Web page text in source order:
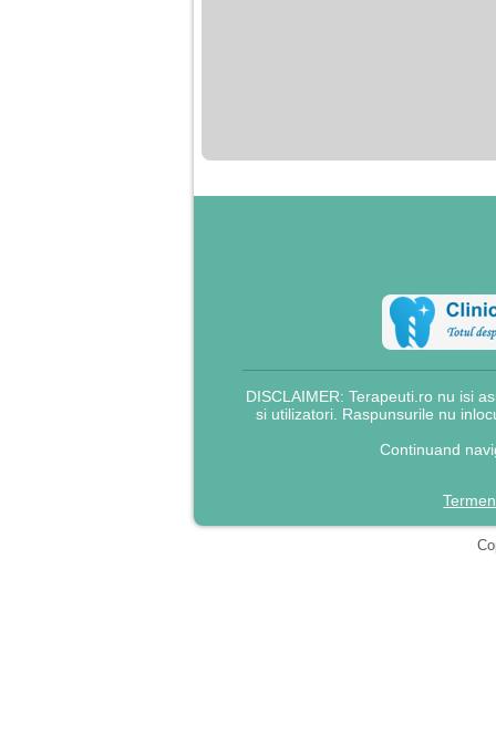
DISCLAIMER: Terapeuti.ro nu isi
si utilizatori. Raspunsurile nu
Continuand